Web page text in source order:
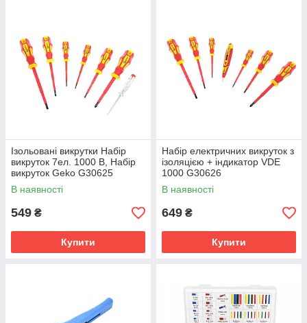
Ізольовані викрутки Набір
викруток 7ел. 1000 В, Набір
викруток Geko G30625
В наявності
549 ₴
Купити
Набір електричних викруток з
ізоляцією + індикатор VDE
1000 G30626
В наявності
649 ₴
Купити